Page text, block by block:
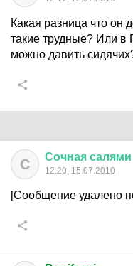
Какая разница что он
такие трудные? Или в
можно давить
С Сочная салями
12:20, 15.07.2010
[Сообщение удалено